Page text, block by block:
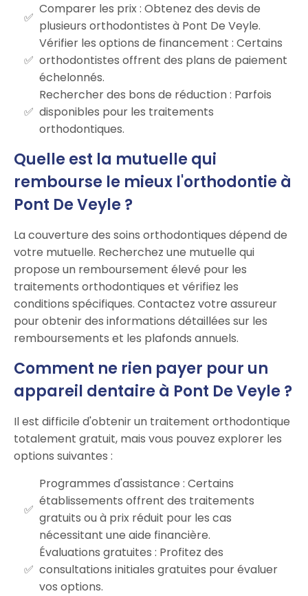
Comparer les prix : Obtenez des devis de
plusieurs orthodontistes à Pont De Veyle.
Vérifier les options de financement : Certains
orthodontistes offrent des plans de paiement
échelonnés.
Rechercher des bons de réduction : Parfois
disponibles pour les traitements
orthodontiques.
Quelle est la mutuelle qui
rembourse le mieux l'orthodontie à
Pont De Veyle ?
La couverture des soins orthodontiques dépend de
votre mutuelle. Recherchez une mutuelle qui
propose un remboursement élevé pour les
traitements orthodontiques et vérifiez les
conditions spécifiques. Contactez votre assureur
pour obtenir des informations détaillées sur les
remboursements et les plafonds annuels.
Comment ne rien payer pour un
appareil dentaire à Pont De Veyle ?
Il est difficile d'obtenir un traitement orthodontique
totalement gratuit, mais vous pouvez explorer les
options suivantes :
Programmes d'assistance : Certains
établissements offrent des traitements
gratuits ou à prix réduit pour les cas
nécessitant une aide financière.
Évaluations gratuites : Profitez des
consultations initiales gratuites pour évaluer
vos options.